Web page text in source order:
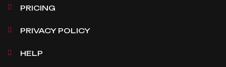
PRICING
PRIVACY POLICY
HELP